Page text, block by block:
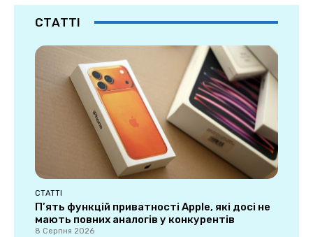
СТАТТІ
СТАТТІ
П’ять функцій приватності Apple, які досі не
мають повних аналогів у конкурентів
8 Серпня 2026